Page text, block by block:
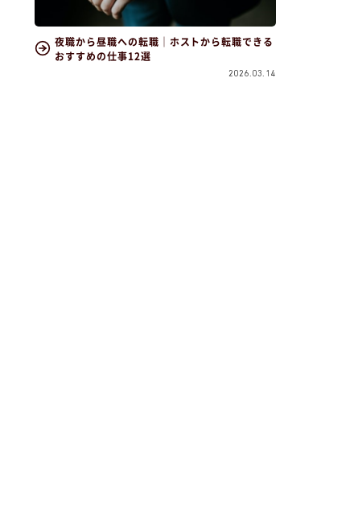
夜職から昼職への転職｜ホストから転職できる
おすすめの仕事12選
2026.03.14